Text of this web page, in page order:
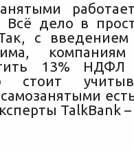
Всё дело в
с введением
13% НДФЛ
стоит
самозанятыми
TalkBank